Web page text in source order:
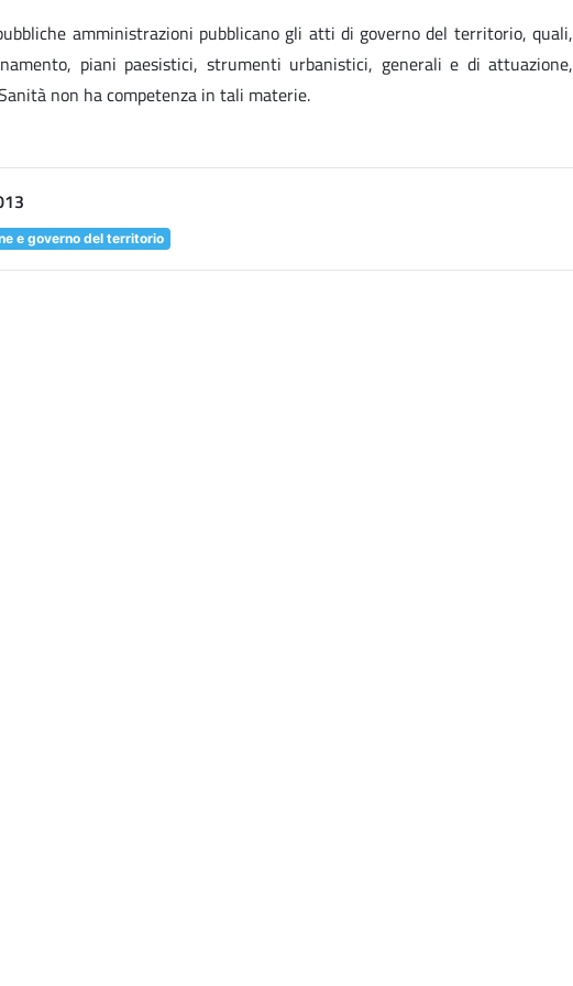
amministrazioni pubblicano gli atti di governo del territorio, quali,
piani paesistici, strumenti urbanistici, generali e di attuazione,
non ha competenza in tali materie.
e governo del territorio